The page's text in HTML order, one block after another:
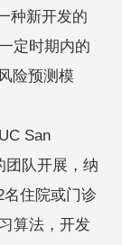
种新开发的
定时期内的
险预测模
San
团队开展，纳
住院或门诊
算法，开发